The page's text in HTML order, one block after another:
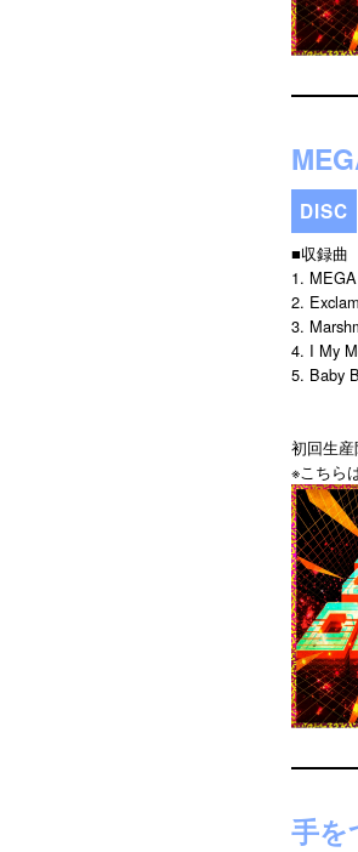
DISC
■収録曲
1.
2.
3.
4. I My
5. Baby
初回生
※こちら
手を